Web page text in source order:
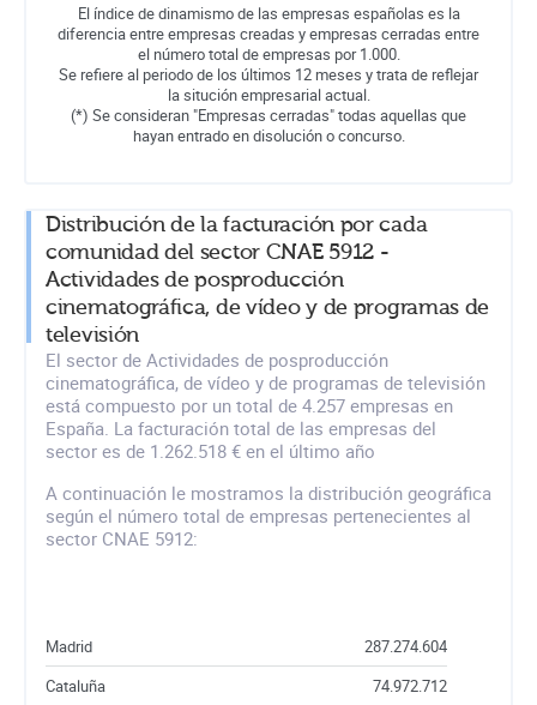
El índice de dinamismo de las empresas españolas es la
diferencia entre empresas creadas y empresas cerradas entre
el número total de empresas por 1.000.
Se refiere al periodo de los últimos 12 meses y trata de reflejar
la situción empresarial actual.
(*) Se consideran "Empresas cerradas" todas aquellas que
hayan entrado en disolución o concurso.
Distribución de la facturación por cada
comunidad del sector CNAE 5912 -
Actividades de posproducción
cinematográfica, de vídeo y de programas de
televisión
El sector de Actividades de posproducción
cinematográfica, de vídeo y de programas de televisión
está compuesto por un total de 4.257 empresas en
España. La facturación total de las empresas del
sector es de 1.262.518 € en el último año
A continuación le mostramos la distribución geográfica
según el número total de empresas pertenecientes al
sector CNAE 5912:
Madrid
287.274.604
Cataluña
74.972.712